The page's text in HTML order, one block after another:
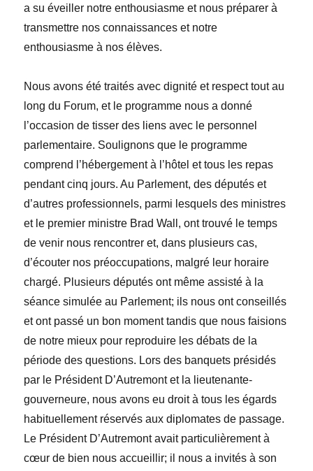
a su éveiller notre enthousiasme et nous préparer à
transmettre nos connaissances et notre
enthousiasme à nos élèves.
Nous avons été traités avec dignité et respect tout au
long du Forum, et le programme nous a donné
l’occasion de tisser des liens avec le personnel
parlementaire. Soulignons que le programme
comprend l’hébergement à l’hôtel et tous les repas
pendant cinq jours. Au Parlement, des députés et
d’autres professionnels, parmi lesquels des ministres
et le premier ministre Brad Wall, ont trouvé le temps
de venir nous rencontrer et, dans plusieurs cas,
d’écouter nos préoccupations, malgré leur horaire
chargé. Plusieurs députés ont même assisté à la
séance simulée au Parlement; ils nous ont conseillés
et ont passé un bon moment tandis que nous faisions
de notre mieux pour reproduire les débats de la
période des questions. Lors des banquets présidés
par le Président D’Autremont et la lieutenante-
gouverneure, nous avons eu droit à tous leségards
habituellement réservés aux diplomates de passage.
Le Président D’Autremont avait particulièrement à
cœur de bien nous accueillir; il nous a invités à son